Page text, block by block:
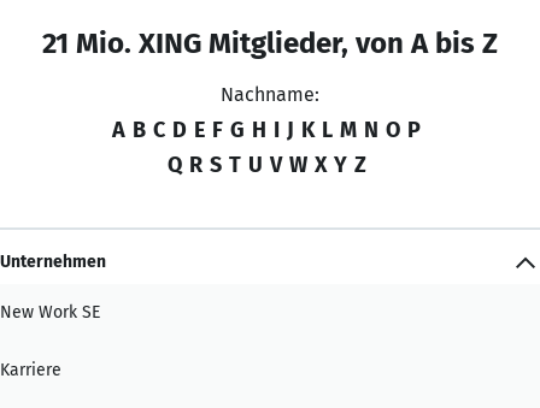
21 Mio. XING Mitglieder, von A bis Z
Nachname:
A B C D E F G H I J K L M N O P
Q R S T U V W X Y Z
Unternehmen
New Work SE
Karriere